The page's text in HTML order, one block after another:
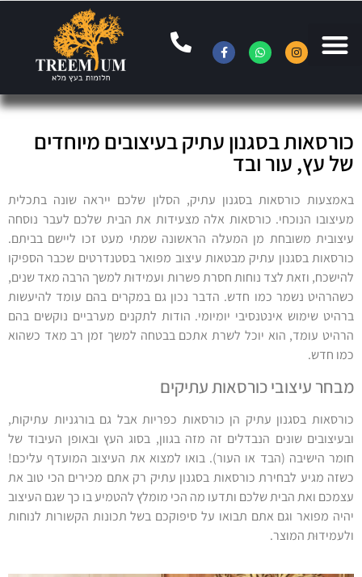
כורסאות בסגנון עתיק בעיצובים מיוחדים
של עץ, עור ובד
באמצעות כורסאות בסגנון עתיק, הסלון שלכם ייראה שונה בתכלית
מעיצובו הנוכחי. כורסאות אלה מצעידות את הבית שלכם לעבר נוסחה
עיצובית משובחת מן המעלה הראשונה שמתי מעט זכו ליישם בביתם.
כורסאות בסגנון עתיק מבטאות עיצוב מפואר בסטנדרטים שכבר הספיקו
להישכח, וזאת לצד נוחות חסרת פשרות ועמידוּת למשך הרבה מאד שנים,
כשהרהיט נשמר כמו חדש. הדבר נכון גם במקרים בהם עומד להיעשות
ברהיט שימוש אינטנסיבי יומיומי. הודות לתקנים מערביים נוקשים בהם
הרהיט עומד, הוא יוכל לשרת אתכם בבטחה למשך זמן רב מאד כשהוא
כמו חדש.
מבחר עיצובי כורסאות עתיקים
כורסאות בסגנון עתיק הן כורסאות כפריות אבל גם בורגניות עתיקות,
ובעיצובים שונים הנבדלים זה מזה בגוון, בסוג העץ ובאופן העיבוד של
חומר הישיבה (הבד או העור). בואו למצוא את העיצוב המועדף עליכם!
כשזה מגיע לבחירת כורסאות בסגנון עתיק רק אתם מכירים הכי טוב את
עצמכם ואת הבית שלכם ותדעו מה הכי מומלץ להטמיע בו כך שגם העיצוב
יהיה מפואר וגם אתם תבואו על סיפוקכם בשל תכונות הקשורות לנוחות
ולעמידוּת המוצר.